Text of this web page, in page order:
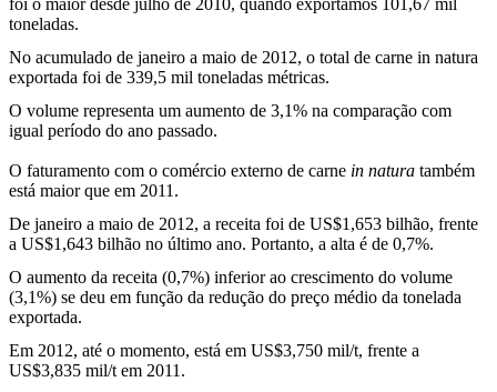
toneladas.
No acumulado de janeiro a maio de 2012, o total de carne in natura
exportada foi de 339,5 mil toneladas métricas.
O volume representa um aumento de 3,1% na comparação com
igual período do ano passado.
O faturamento com o comércio externo de carne in natura também
está maior que em 2011.
De janeiro a maio de 2012, a receita foi de US$1,653 bilhão, frente
a US$1,643 bilhão no último ano. Portanto, a alta é de 0,7%.
O aumento da receita (0,7%) inferior ao crescimento do volume
(3,1%) se deu em função da redução do preço médio da tonelada
exportada.
Em 2012, até o momento, está em US$3,750 mil/t, frente a
US$3,835 mil/t em 2011.